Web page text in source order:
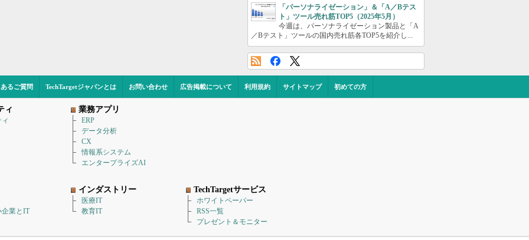
「パーソナライゼーション」＆「A／Bテス
ト」ツール売れ筋TOP5（2025年5月）
今週は、パーソナライゼーション製品と「A
／Bテスト」ツールの国内売れ筋各TOP5を紹介し...
るご質問 TechTargetジャパンとは お問い合わせ 広告掲載について 利用規約 サイトマップ 初めての方
ィ 業務アプリ
ERP
データ分析
CX
情報系システム
エンタープライズAI
企業とIT
インダストリー
医療IT
教育IT
TechTargetサービス
ホワイトペーパー
RSS一覧
プレゼント＆モニター